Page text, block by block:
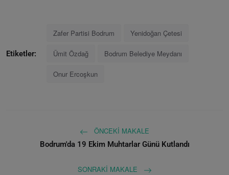
Etiketler:
Zafer Partisi Bodrum Yenidoğan Çetesi
Ümit Özdağ Bodrum Belediye Meydanı
Onur Ercoşkun
ÖNCEKI MAKALE
Bodrum'da 19 Ekim Muhtarlar Günü Kutlandı
SONRAKI MAKALE